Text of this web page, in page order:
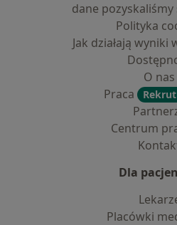
dane
Polityka
Jak działają wyniki
O nas
Praca
Centrum
Dla
Placówki